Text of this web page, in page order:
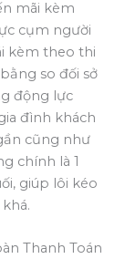
mãi kèm
cụm người
kèm theo thi
so đối sở
động lực
đình khách
cũng như
chính là 1
giúp lôi kéo
Thanh Toán